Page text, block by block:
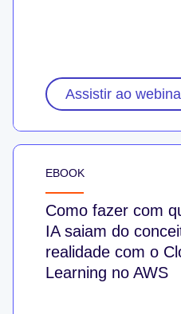
Assistir ao
EBOOK
Como fazer com
IA saiam do
realidade com o
Learning no AWS